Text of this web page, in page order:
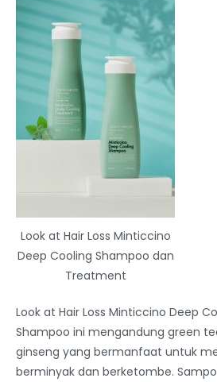
Look at Hair Loss Minticcino
Deep Cooling Shampoo dan
Treatment
Look at Hair Loss Minticcino Deep
Shampoo ini mengandung green
ginseng yang bermanfaat untuk
berminyak dan berketombe.